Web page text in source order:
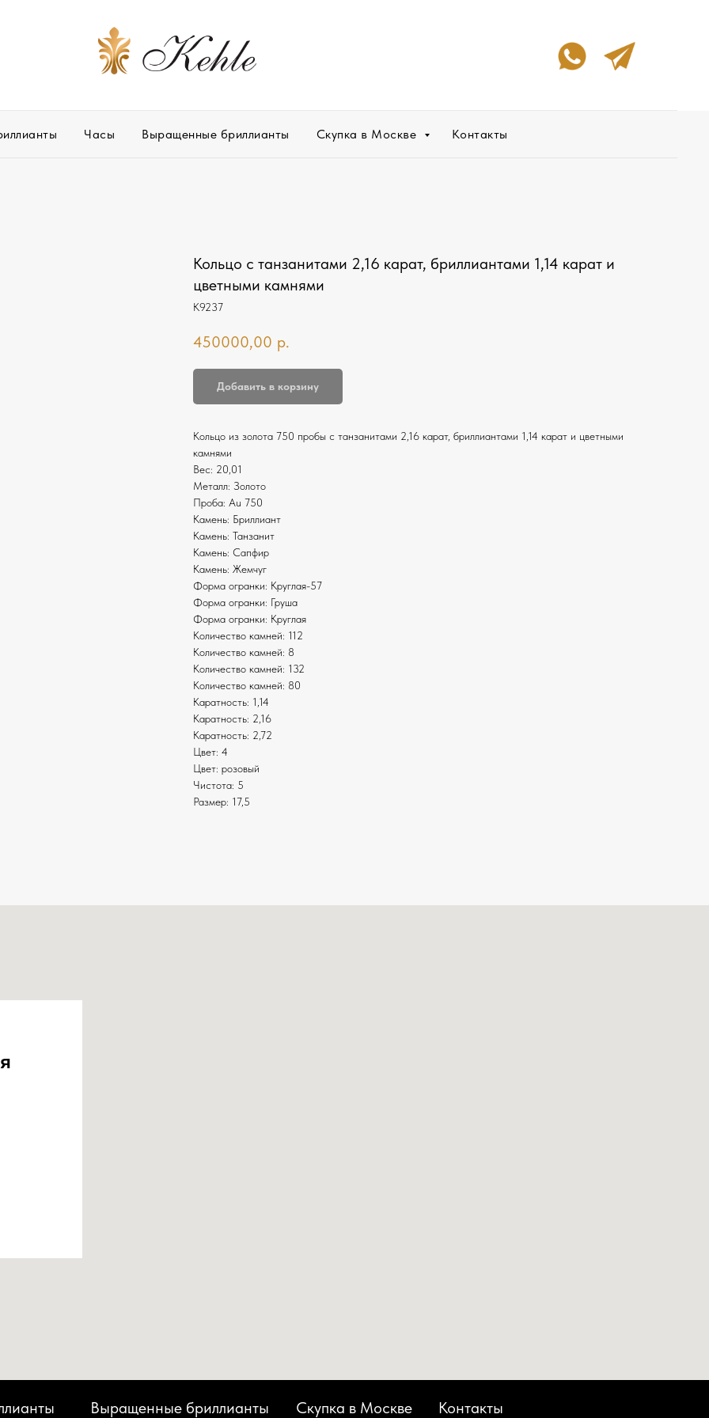
Часы Выращенные бриллианты Скупка в Москве Контакты
Кольцо с танзанитами 2,16 карат, бриллиантами 1,14 карат и
цветными камнями
К9237
450000,00 р.
Добавить в корзину
Кольцо из золота 750 пробы с танзанитами 2,16 карат, бриллиантами 1,14 карат и цветными
камнями
Вес: 20,01
Металл: Золото
Проба: Au 750
Камень: Бриллиант
Камень: Танзанит
Камень: Сапфир
Камень: Жемчуг
Форма огранки: Круглая-57
Форма огранки: Груша
Форма огранки: Круглая
Количество камней: 112
Количество камней: 8
Количество камней: 132
Количество камней: 80
Каратность: 1,14
Каратность: 2,16
Каратность: 2,72
Цвет: 4
Цвет: розовый
Чистота: 5
Размер: 17,5
Контакты
Скупка в Москве
Выращенные бриллианты